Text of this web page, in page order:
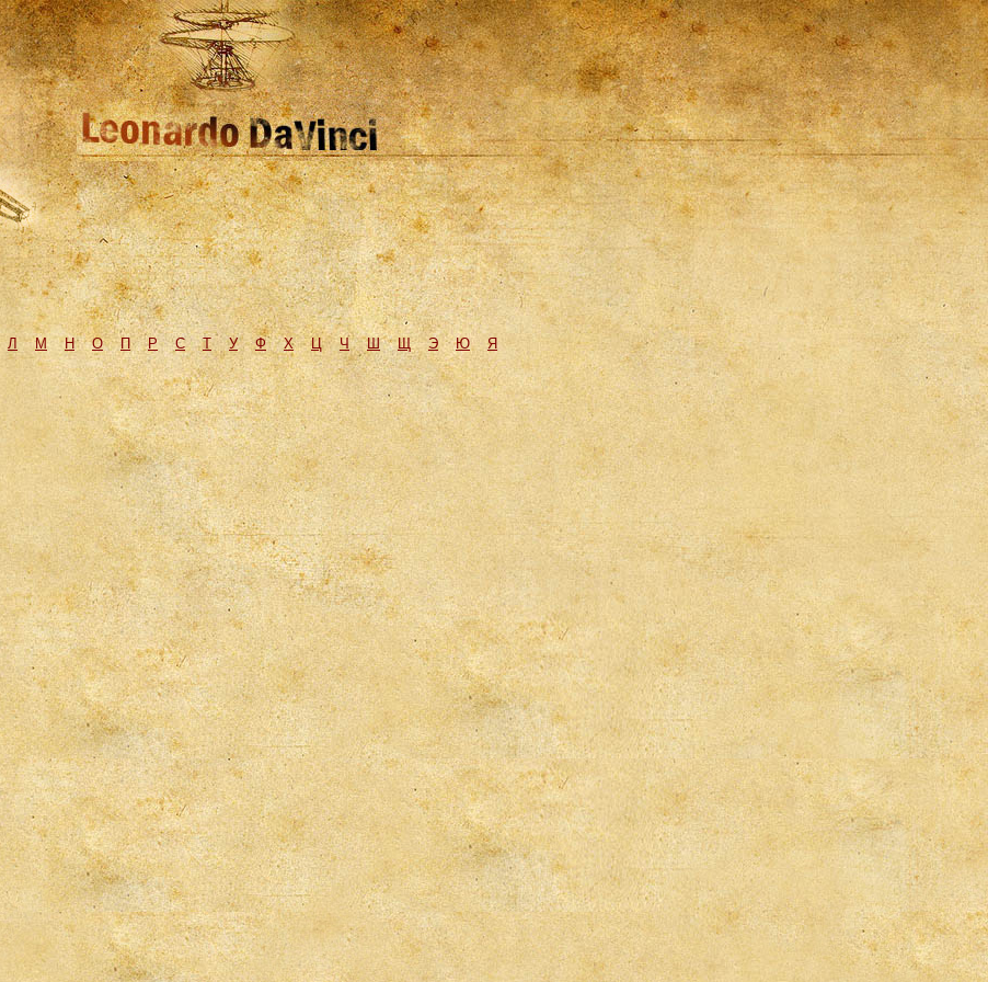
Л М H О П Р С Т У Ф Х Ц Ч Ш Щ Э Ю Я